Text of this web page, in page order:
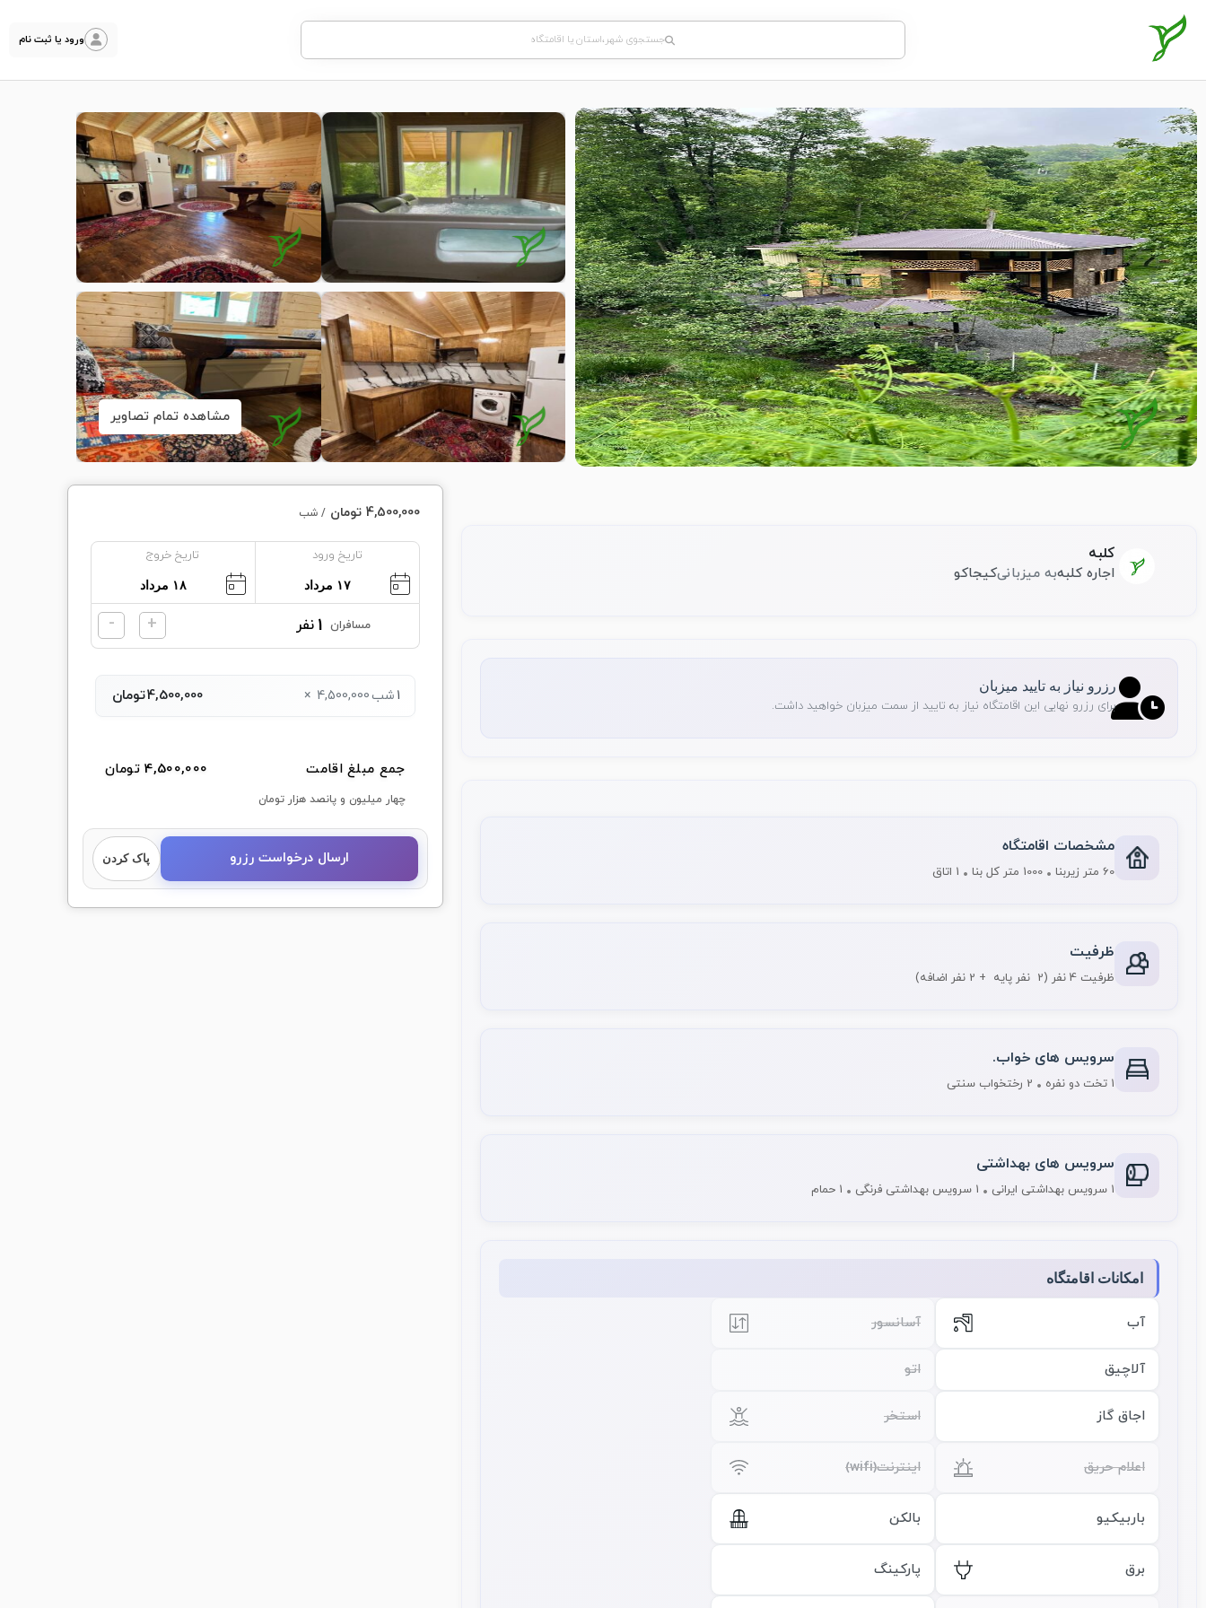
جستجوی شهر،استان یا اقامتگاه ورود یا ثبت نام
مشاهده تمام تصاویر
کلبه
اجاره کلبهبه میزبانیکیجاکو
رزرو نیاز به تایید میزبان
برای رزرو نهایی این اقامتگاه نیاز به تایید از سمت میزبان خواهید داشت.
مشخصات اقامتگاه
60 متر زیربنا 1000 متر کل بنا 1 اتاق
ظرفیت
ظرفیت 4 نفر (2 نفر پایه + 2 نفر اضافه)
سرویس های خواب.
1 تخت دو نفره 2 رختخواب سنتی
سرویس های بهداشتی
1 سرویس بهداشتی ایرانی 1 سرویس بهداشتی فرنگی 1 حمام
امکانات اقامتگاه
آب آسانسور
آلاچیق اتو
اجاق گاز استخر
اعلام حریق اینترنت(wifi)
باربیکیو بالکن
برق پارکینگ
4,500,000 تومان / شب
تاریخ ورود تاریخ خروج
مسافران 1 نفر +
-
1 شب4,500,000
×
4,500,000تومان
جمع مبلغ اقامت 4,500,000 تومان
چهار میلیون و پانصد هزار تومان
ارسال درخواست رزرو پاک کردن